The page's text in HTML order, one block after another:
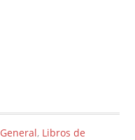
General, Libros de